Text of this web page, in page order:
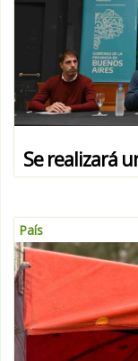
Se realizará
País